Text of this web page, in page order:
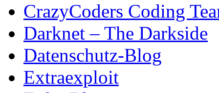
CrazyCoders Coding
Darknet – The Darkside
Datenschutz-Blog
Extraexploit